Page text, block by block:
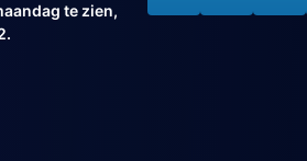
te zien,